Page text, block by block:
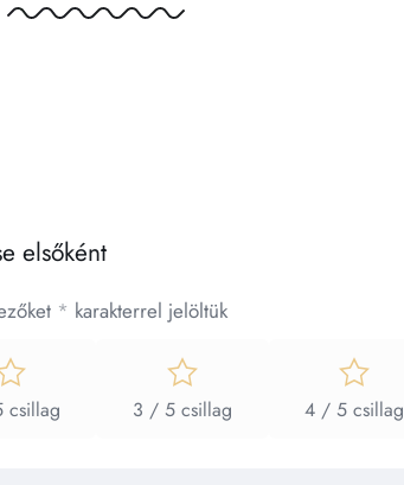
elsőként
* karakterrel jelöltük
3 / 5 csillag 4 / 5 csillag